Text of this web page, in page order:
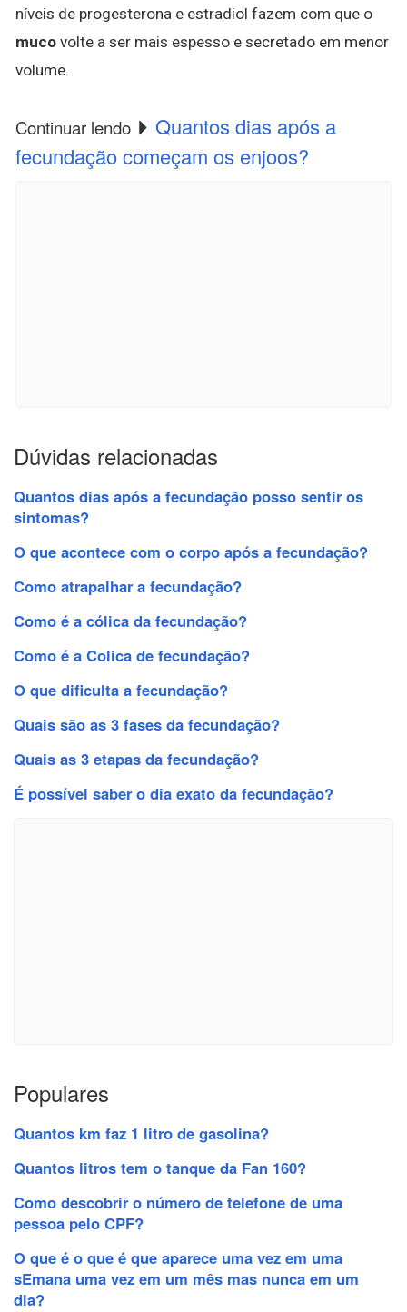
níveis de progesterona e estradiol fazem com que o
muco volte a ser mais espesso e secretado em menor
volume.
Continuar lendo
Quantos dias após a
fecundação começam os enjoos?
Dúvidas relacionadas
Quantos dias após a fecundação posso sentir os
sintomas?
O que acontece com o corpo após a fecundação?
Como atrapalhar a fecundação?
Como é a cólica da fecundação?
Como é a Colica de fecundação?
O que dificulta a fecundação?
Quais são as 3 fases da fecundação?
Quais as 3 etapas da fecundação?
É possível saber o dia exato da fecundação?
Populares
Quantos km faz 1 litro de gasolina?
Quantos litros tem o tanque da Fan 160?
Como descobrir o número de telefone de uma
pessoa pelo CPF?
O que é o que é que aparece uma vez em uma
sEmana uma vez em um mês mas nunca em um
dia?